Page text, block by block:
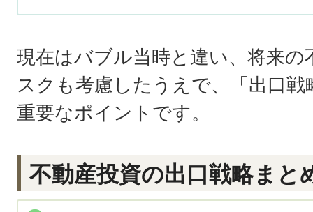
現在はバブル当時と違い、将来
スクも考慮したうえで、「出口
重要なポイントです。
不動産投資の出口戦略まと